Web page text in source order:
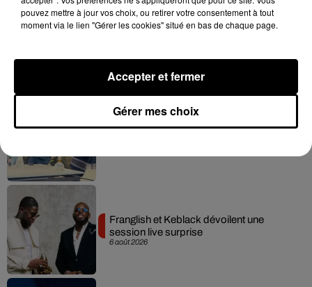
Tayc et Didi B dévoilent le single le plus
6 août 2026
Franglish et Keblack dévoilent une
session live surprise
pouvez mettre à jour vos choix, ou retirer votre consentement à tout
moment via le lien "Gérer les cookies" situé en bas de chaque page.
Gérer mes choix
Accepter et fermer